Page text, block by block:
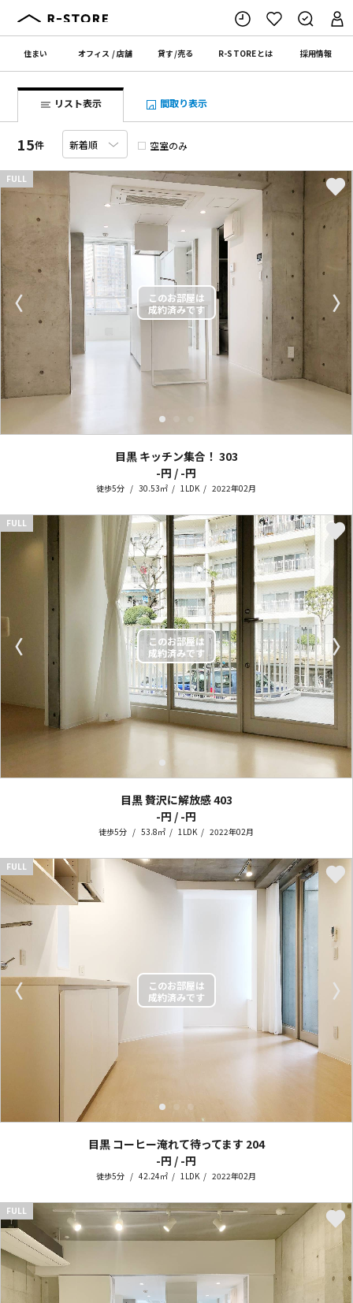
住まい オフィス /店舗 貸す/売る R-STOREとは 採用情報
リスト表示 間取り表示
15件 空室のみ
〈 〉
FULL
目黒 キッチン集合！ 303
-円 / -円
徒歩5分 30.53㎡ 1LDK 2022年02月
〈 〉
FULL
目黒 贅沢に解放感403
-円 / -円
徒歩5分 53.8㎡ 1LDK 2022年02月
〈 〉
FULL
目黒 コーヒー淹れて待ってます 204
-円 / -円
徒歩5分 42.24㎡ 1LDK 2022年02月
FULL